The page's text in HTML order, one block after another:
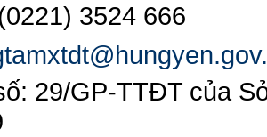
3524 666
29/GP-TTĐT của